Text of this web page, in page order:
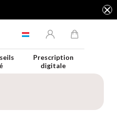
Prescription
digitale